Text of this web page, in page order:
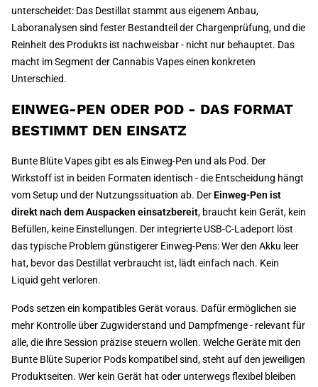
unterscheidet: Das Destillat stammt aus eigenem Anbau,
Laboranalysen sind fester Bestandteil der Chargenprüfung, und die
Reinheit des Produkts ist nachweisbar - nicht nur behauptet. Das
macht im Segment der Cannabis Vapes einen konkreten
Unterschied.
EINWEG-PEN ODER POD - DAS FORMAT
BESTIMMT DEN EINSATZ
Bunte Blüte Vapes gibt es als Einweg-Pen und als Pod. Der
Wirkstoff ist in beiden Formaten identisch - die Entscheidung hängt
vom Setup und der Nutzungssituation ab. Der Einweg-Pen ist
direkt nach dem Auspacken einsatzbereit, braucht kein Gerät, kein
Befüllen, keine Einstellungen. Der integrierte USB-C-Ladeport löst
das typische Problem günstigerer Einweg-Pens: Wer den Akku leer
hat, bevor das Destillat verbraucht ist, lädt einfach nach. Kein
Liquid geht verloren.
Pods setzen ein kompatibles Gerät voraus. Dafür ermöglichen sie
mehr Kontrolle über Zugwiderstand und Dampfmenge - relevant für
alle, die ihre Session präzise steuern wollen. Welche Geräte mit den
Bunte Blüte Superior Pods kompatibel sind, steht auf den jeweiligen
Produktseiten. Wer kein Gerät hat oder unterwegs flexibel bleiben